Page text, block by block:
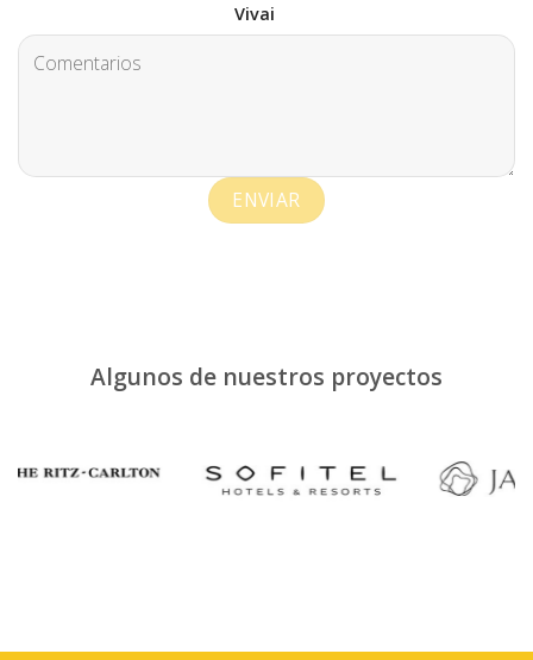
Vivai
Algunos de nuestros proyectos